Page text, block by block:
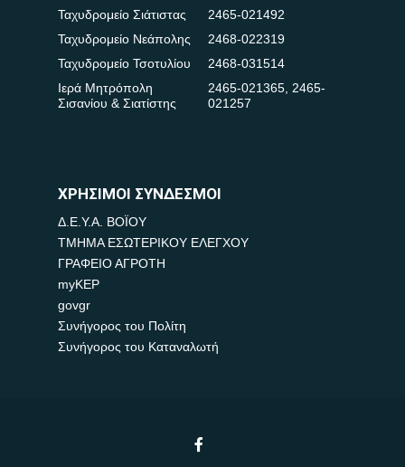
Ταχυδρομείο Σιάτιστας
2465-021492
Ταχυδρομείο Νεάπολης
2468-022319
Ταχυδρομείο Τσοτυλίου
2468-031514
Ιερά Μητρόπολη
Σισανίου & Σιατίστης
2465-021365, 2465-
021257
ΧΡΗΣΙΜΟΙ ΣΥΝΔΕΣΜΟΙ
Δ.Ε.Υ.Α. ΒΟΪΟΥ
ΤΜΗΜΑ ΕΣΩΤΕΡΙΚΟΥ ΕΛΕΓΧΟΥ
ΓΡΑΦΕΙΟ ΑΓΡΟΤΗ
myKEP
govgr
Συνήγορος του Πολίτη
Συνήγορος του Καταναλωτή